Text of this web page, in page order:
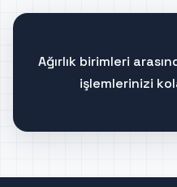
Ağırlık birimleri
işlemlerinizi